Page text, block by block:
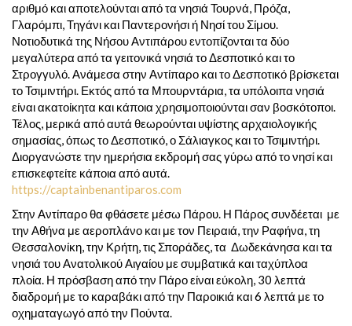
αριθμό και αποτελούνται από τα νησιά Τουρνά, Πρόζα,
Γλαρόμπι, Τηγάνι και Παντερονήσι ή Νησί του Σίμου.
Νοτιοδυτικά της Νήσου Αντιπάρου εντοπίζονται τα δύο
μεγαλύτερα από τα γειτονικά νησιά το Δεσποτικό και το
Στρογγυλό. Ανάμεσα στην Αντίπαρο και το Δεσποτικό βρίσκεται
το Τσιμιντήρι. Εκτός από τα Μπουρντάρια, τα υπόλοιπα νησιά
είναι ακατοίκητα και κάποια χρησιμοποιούνται σαν βοσκότοποι.
Τέλος, μερικά από αυτά θεωρούνται υψίστης αρχαιολογικής
σημασίας, όπως το Δεσποτικό, ο Σάλιαγκος και το Τσιμιντήρι.
Διοργανώστε την ημερήσια εκδρομή σας γύρω από το νησί και
επισκεφτείτε κάποια από αυτά.
https://captainbenantiparos.com
Στην Αντίπαρο θα φθάσετε μέσω Πάρου. Η Πάρος συνδέεται με
την Αθήνα με αεροπλάνο και με τον Πειραιά, την Ραφήνα, τη
Θεσσαλονίκη, την Κρήτη, τις Σποράδες, τα Δωδεκάνησα και τα
νησιά του Ανατολικού Αιγαίου με συμβατικά και ταχύπλοα
πλοία. Η πρόσβαση από την Πάρο είναι εύκολη, 30 λεπτά
διαδρομή με το καραβάκι από την Παροικιά και 6 λεπτά με το
οχηματαγωγό από την Πούντα.